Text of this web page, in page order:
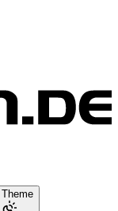
Theme